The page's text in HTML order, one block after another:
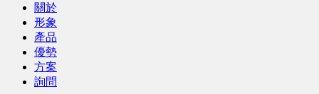
關於
形象
產品
優勢
方案
詢問